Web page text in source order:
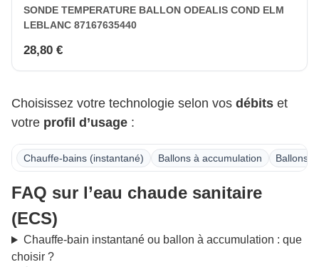
SONDE TEMPERATURE BALLON ODEALIS COND ELM
LEBLANC 87167635440
28,80 €
Choisissez votre technologie selon vos débits et
votre profil d’usage :
Chauffe-bains (instantané) Ballons à accumulation Ballons
FAQ sur l’eau chaude sanitaire
(ECS)
Chauffe-bain instantané ou ballon à accumulation : que
choisir ?